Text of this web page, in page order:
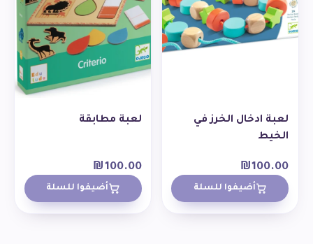
لعبة ادخال الخرز في
الخيط
₪100.00
أضيفوا للسلة
لعبة مطابقة
₪100.00
أضيفوا للسلة